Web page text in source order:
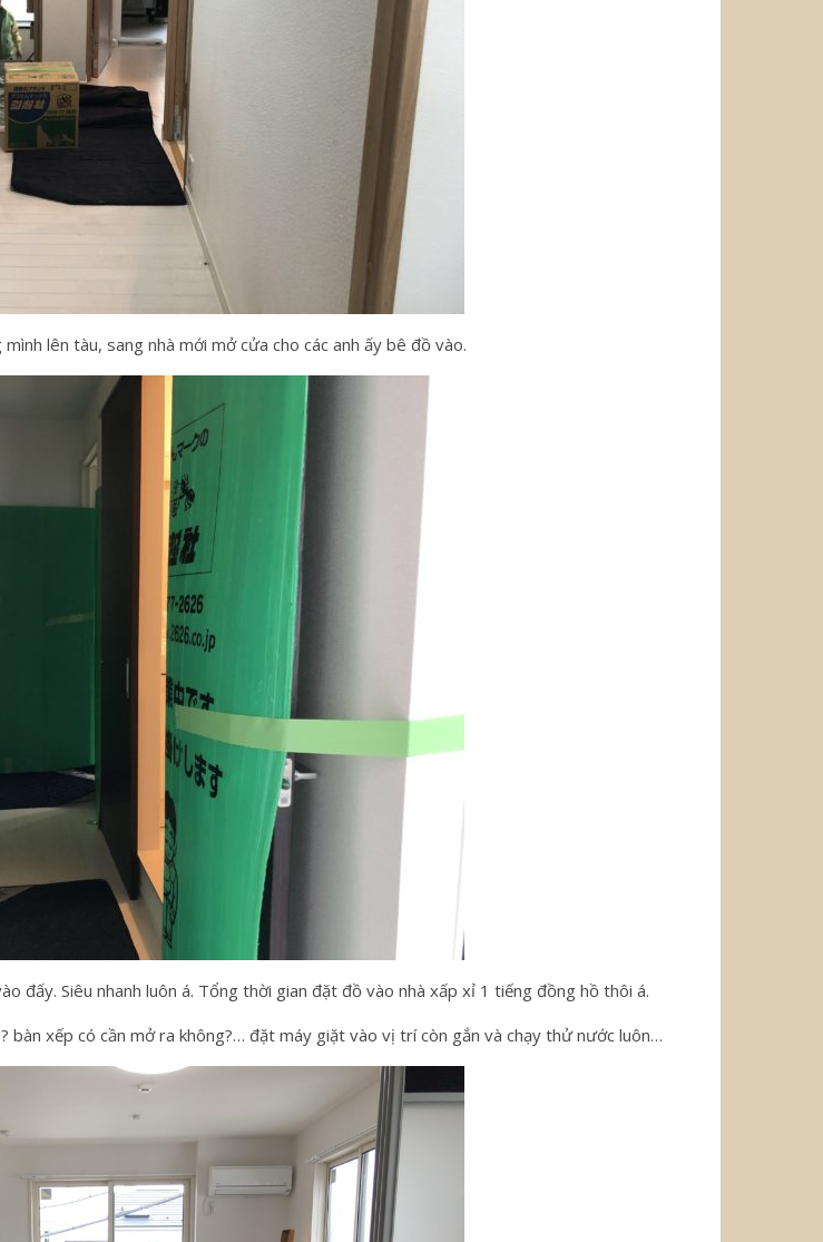
lên tàu, sang nhà mới mở cửa cho các anh ấy bê đồ vào.
đấy. Siêu nhanh luôn á. Tổng thời gian đặt đồ vào nhà xấp xỉ 1 tiếng đồng hồ thôi á.
bàn xếp có cần mở ra không?… đặt máy giặt vào vị trí còn gắn và chạy thử nước luôn…